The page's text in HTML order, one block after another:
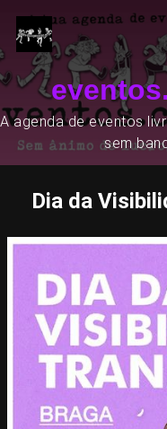
A agenda de eventos
sem
Dia da